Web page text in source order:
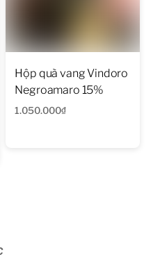
Hộp quà vang Vindoro
Negroamaro 15%
1.050.000₫